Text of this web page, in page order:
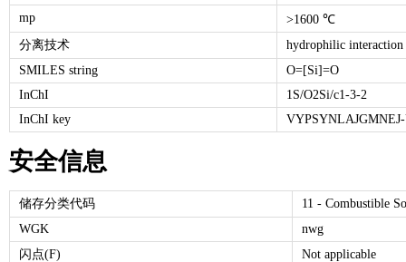
mp
>1600 ℃
分离技术
hydrophilic
SMILES string
O=[Si]=O
InChI
1S/O2Si/c1-3-2
InChI key
安全信息
储存分类代码
11 - Combustible
WGK
nwg
闪点(F)
Not applicable